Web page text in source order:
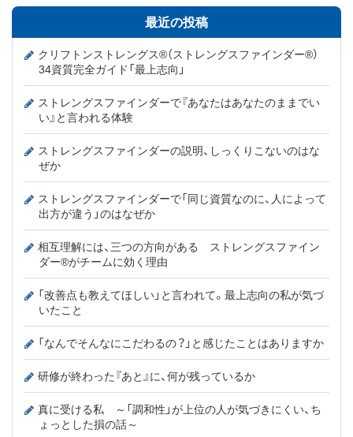
最近の投稿
クリフトンストレングス®（ストレングスファインダー®）
34資質完全ガイド「最上志向」
ストレングスファインダーで『あなたはあなたのままでい
い』と言われる体験
ストレングスファインダーの説明、しっくりこないのはな
ぜか
ストレングスファインダーで「同じ資質なのに、人によって
出方が違う」のはなぜか
相互理解には、三つの方向がある ストレングスファイン
ダー®がチームに効く理由
「改善点も教えてほしい」と言われて。最上志向の私が気づ
いたこと
「なんでそんなにこだわるの？」と感じたことはありますか
研修が終わった『あと』に、何が残っているか
真に受ける私 ～「調和性」が上位の人が気づきにくい、ち
ょっとした損の話～